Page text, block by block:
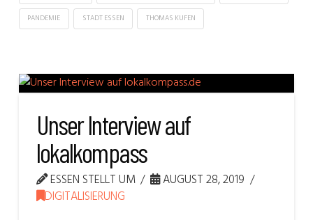
PANDEMIE STADT ESSEN THOMAS KUFEN
Unser Interview auf
lokalkompass
ESSEN STELLT UM
AUGUST 28, 2019
DIGITALISIERUNG